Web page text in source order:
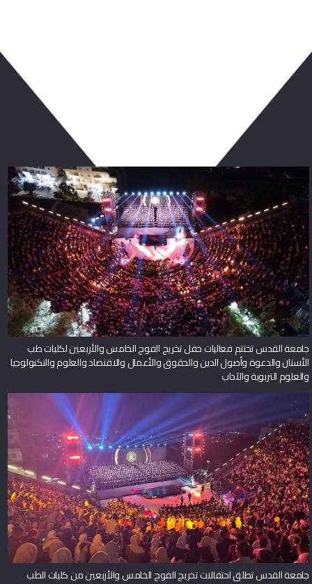
جامعة القدس تختتم فعاليات حفل تخريج الفوج الخامس والأربعين لكليات طب
الأسنان والدعوة وأصول الدين والحقوق والأعمال والاقتصاد والعلوم والتكنولوجيا
والعلوم التربوية والآداب
جامعة القدس تطلق احتفالات تخريج الفوج الخامس والأربعين من كليات الطب